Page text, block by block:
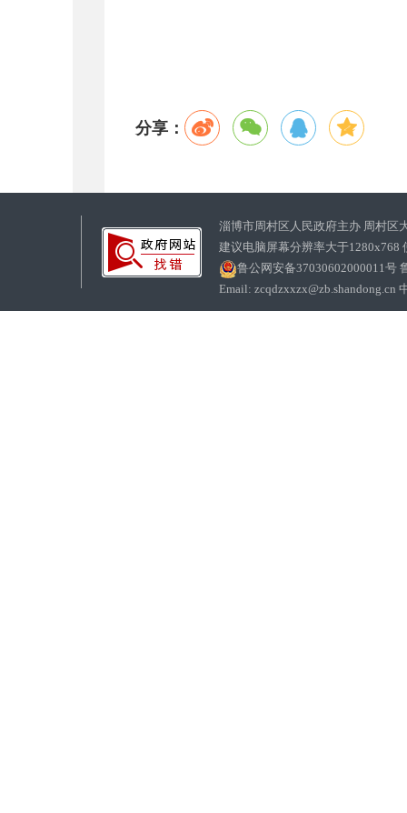
分享：
淄博市周村区人民政府主办 周村区
建议电脑屏幕分辨率大于1280x768
鲁公网安备37030602000011号
Email: zcqdzxxzx@zb.shandong.cn